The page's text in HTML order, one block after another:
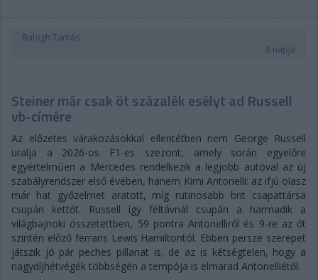
Balogh Tamás
8 napja
Steiner már csak öt százalék esélyt ad Russell
vb-címére
Az előzetes várakozásokkal ellentétben nem George Russell
uralja a 2026-os F1-es szezont, amely során egyelőre
egyértelműen a Mercedes rendelkezik a legjobb autóval az új
szabályrendszer első évében, hanem Kimi Antonelli: az ifjú olasz
már hat győzelmet aratott, míg rutinosabb brit csapattársa
csupán kettőt. Russell így féltávnál csupán a harmadik a
világbajnoki összetettben, 59 pontra Antonelliről és 9-re az őt
szintén előző ferraris Lewis Hamiltontól. Ebben persze szerepet
játszik jó pár peches pillanat is, de az is kétségtelen, hogy a
nagydíjhétvégék többségén a tempója is elmarad Antonelliétől.